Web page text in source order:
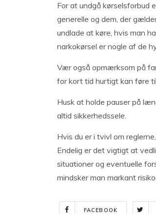
For at undgå kørselsforbud
generelle og dem, der
undlade at køre, hvis man
narkokørsel er nogle af de
Vær også opmærksom på
for kort tid hurtigt kan føre
Husk at holde pauser på
altid sikkerhedssele.
Hvis du er i tvivl om
Endelig er det vigtigt at
situationer og eventuelle
mindsker man markant
FACEBOOK